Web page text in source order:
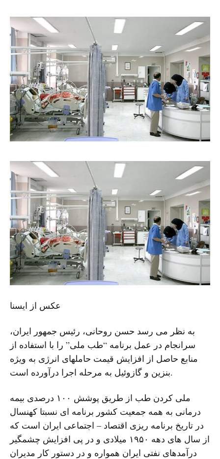
عکس از ایسنا
به نظر می رسد حسن روحانی، رئیس جمهور ایران،
سرانجام در عمل برنامه “طب ملی” را با استفاده از
منابع حاصل از افزایش قیمت حاملهای انرژی به ویژه
بنزین و گازوئیل به مرحله اجرا درآورده است.
ملی کردن طب از طریق پوشش ۱۰۰ درصدی بیمه
درمانی به همه جمعیت کشور برنامه ای نسبتا کهنسال
در تاریخ برنامه ریزی اقتصاد – اجتماعی ایران است که
از سال های دهه ۱۹۵۰ میلادی و در پی افزایش چشمگیر
درآمدهای نفتی ایران همواره و در دستور کار مدیران